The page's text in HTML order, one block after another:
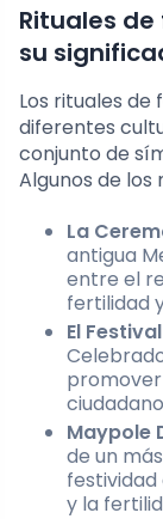
Rituales
su
Los rituales
diferentes
conjunto de
Algunos de los
La
antigua
entre el
fertilidad
El
Maypole
de un
festividad
y la